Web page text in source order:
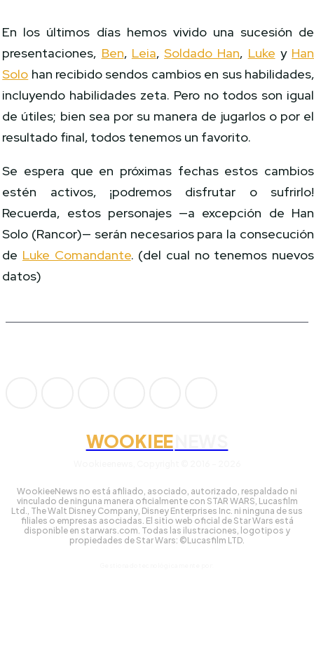
En los últimos días hemos vivido una sucesión de
presentaciones, Ben, Leia,Soldado Han, Luke y Han
Solo han recibido sendos cambios en sus habilidades,
incluyendo habilidades zeta. Pero no todos son igual
de útiles; bien sea por su manera de jugarlos o por el
resultado final, todos tenemos un favorito.
Se espera que en próximas fechas estos cambios
estén activos, ¡podremos disfrutar o sufrirlo!
Recuerda, estos personajes —a excepción de Han
Solo (Rancor)— serán necesarios para la consecución
de Luke Comandante. (del cual no tenemos nuevos
datos)
WOOKIEE
WookieeNews no está afiliado, asociado, autorizado, respaldado ni
vinculado de ninguna manera oficialmente con STAR WARS, Lucasfilm
Ltd., The Walt Disney Company, Disney Enterprises Inc. ni ninguna de sus
filiales o empresas asociadas. El sitio web oficial de Star Wars está
disponible en starwars.com. Todas las ilustraciones, logotipos y
propiedades de Star Wars: ©Lucasfilm LTD.